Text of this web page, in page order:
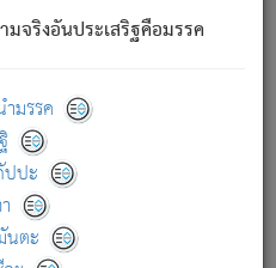
จริงอันประเสริฐคือมรรค
มรรค
ปะ
นตะ
มปรับปรุงข้อมูลให้ถูกต้องมากที่สุด
ต้นฉบับ ที่มีการพิมพ์ครั้งล่าสุด
|แจ้งข้อผิดพลาด / แนะนำ